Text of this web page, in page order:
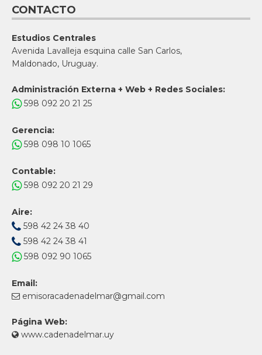
CONTACTO
Estudios Centrales
Avenida Lavalleja esquina calle San Carlos,
Maldonado, Uruguay.
Administración Externa + Web + Redes Sociales:
598 092 20 21 25
Gerencia:
598 098 10 1065
Contable:
598 092 20 21 29
Aire:
598 42 24 38 40
598 42 24 38 41
598 092 90 1065
Email:
emisoracadenadelmar@gmail.com
Página Web:
www.cadenadelmar.uy